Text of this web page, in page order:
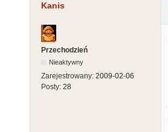
Kanis
Przechodzień
Nieaktywny
Zarejestrowany: 2009-02-06
Posty: 28